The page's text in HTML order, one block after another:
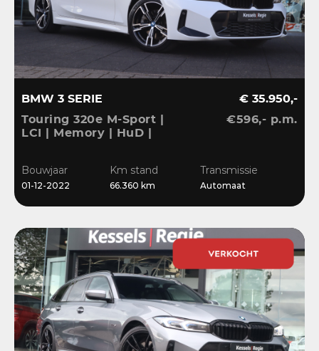
BMW 3 SERIE
Touring 320e M-Sport |
LCI | Memory | HuD |
Stoelverwarming
€ 35.950,-
€596,- p.m.
Bouwjaar
01-12-2022
Km stand
66.360 km
Transmissie
Automaat